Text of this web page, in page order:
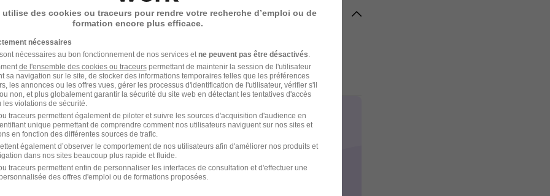
travail où les employés se sentent engagés
de nos collaborateurs dans leur plan de carrière
une de nos filiales à l'étranger
recrutement
peuvent varier selon l'offre à laquelle vous postulez.
le Directeur métier
utilise des cookies ou traceurs pour rendre votre recherche d’emploi ou de
formation encore plus efficace.
nécessaires
nécessaires au bon fonctionnement de nos services et ne peuvent pas être désactivés
de l'ensemble des cookies ou traceurspermettant de maintenir la session de l'utilisateur
sa navigation sur le site, de stocker des informations temporaires telles que les préférences
les annonces ou les offres vues, gérer les processus d'identification de l'utilisateur, vérifier s'il
non, et plus globalement garantir la sécurité du site web en détectant les tentatives d'accès
violations de sécurité.
traceurs permettent également de piloter et suivre les sources d'acquisition d'audience en
unique permettant de comprendre comment nos utilisateurs naviguent sur nos sites et
en fonction des différentes sources de trafic.
également d’observer le comportement de nos utilisateurs afin d'améliorer nos produits et
dans nos sites beaucoup plus rapide et fluide.
traceurs permettent enfin de personnaliser les interfaces de consultation et d'effectuer une
des offres d'emploi ou de formations proposées.